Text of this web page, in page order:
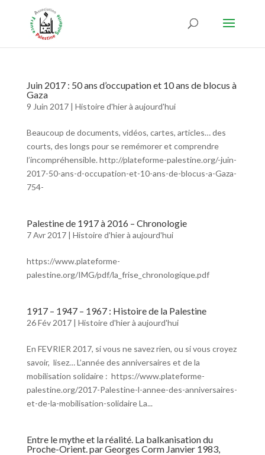
Juin 2017 : 50 ans d’occupation et 10 ans de blocus à
Gaza
9 Juin 2017| Histoire d'hier à aujourd'hui
Beaucoup de documents, vidéos, cartes, articles… des
courts, des longs pour se remémorer et comprendre
l’incompréhensible. http://plateforme-palestine.org/-juin-
2017-50-ans-d-occupation-et-10-ans-de-blocus-a-Gaza-
754-
Palestine de 1917 à 2016 – Chronologie
7 Avr 2017| Histoire d'hier à aujourd'hui
https://www.plateforme-
palestine.org/IMG/pdf/la_frise_chronologique.pdf
1917 – 1947 – 1967 : Histoire de la Palestine
26 Fév 2017| Histoire d'hier à aujourd'hui
En FEVRIER 2017, si vous ne savez rien, ou si vous croyez
savoir, lisez… L’année des anniversaires et de la
mobilisation solidaire : https://www.plateforme-
palestine.org/2017-Palestine-l-annee-des-anniversaires-
et-de-la-mobilisation-solidaire La...
Entre le mythe et la réalité. La balkanisation du
Proche-Orient. par Georges Corm Janvier 1983,